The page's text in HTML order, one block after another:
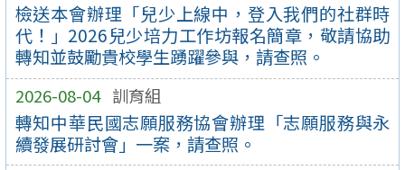
檢送本會辦理「兒少上線中，登入我們的社群時
代！」2026兒少培力工作坊報名簡章，敬請協助
轉知並鼓勵貴校學生踴躍參與，請查照。
2026-08-04 訓育組
轉知中華民國志願服務協會辦理「志願服務與永
續發展研討會」一案，請查照。